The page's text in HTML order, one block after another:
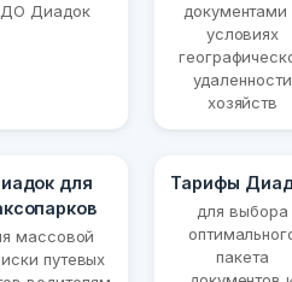
Диадок
документами
условиях
удаленности
хозяйств
для
массовой
путевых
Тарифы
для выбора
пакета